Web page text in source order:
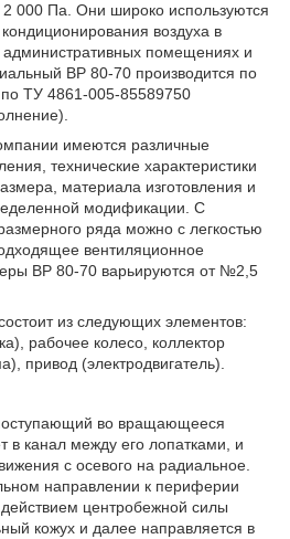
2 000 Па. Они широко используются
воздуха в
помещениях и
ВР 80-70 производится по
ТУ 4861-005-85589750
имеются различные
технические характеристики
материала изготовления и
модификации. С
ряда можно с легкостью
вентиляционное
ВР 80-70 варьируются от №2,5
из следующих элементов:
рабочее колесо, коллектор
привод (электродвигатель).
во вращающееся
в канал между его лопатками, и
с осевого на радиальное.
направлении к периферии
центробежной силы
кожух и далее направляется в